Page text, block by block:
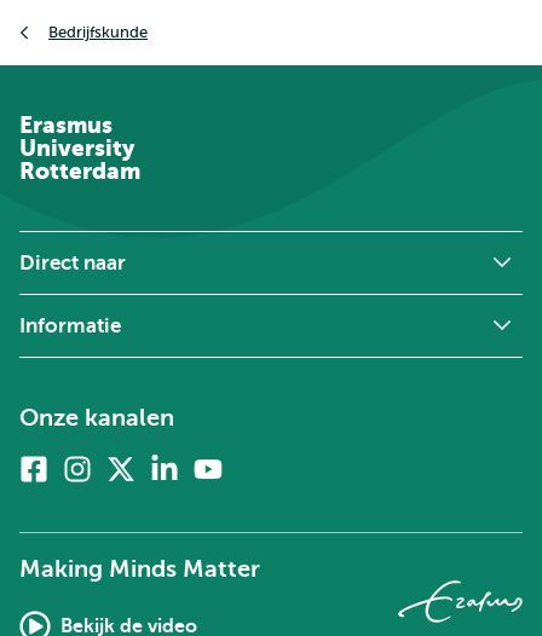
Bedrijfskunde
Erasmus
University
Rotterdam
Direct naar
Informatie
Onze kanalen
FacebookInstagram
twitter)
Linkedin
Making Minds Matter
Bekijk de video